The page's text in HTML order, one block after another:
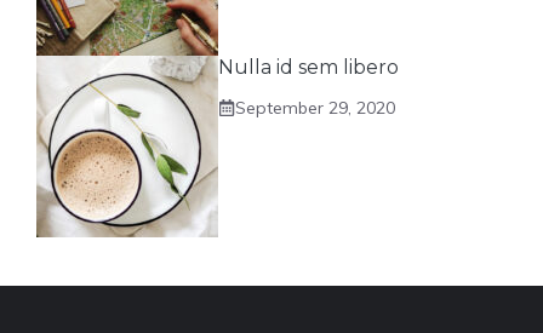
Nulla id sem libero
September 29, 2020